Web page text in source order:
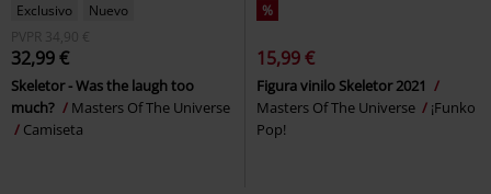
Exclusivo
Nuevo
PVPR 34,90 €
32,99 €
Skeletor - Was the laugh too
much?
Masters Of The Universe
Camiseta
%
15,99 €
Figura vinilo Skeletor 2021
Masters Of The Universe
¡Funko
Pop!